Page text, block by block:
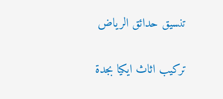
تنسيق حدائق الرياض
تركيب اثاث ايكيا بجدة